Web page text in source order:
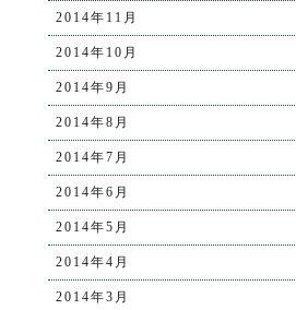
2014年11月
2014年10月
2014年9月
2014年8月
2014年7月
2014年6月
2014年5月
2014年4月
2014年3月